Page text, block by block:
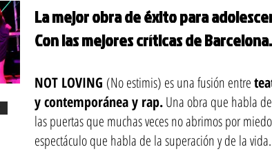
La mejor obra de éxito para
Con las mejores críticas de Barcelona.
NOT LOVING (No estimis) es una fusión entre
y contemporánea y rap.Una obra que habla
las puertas que muchas veces no abrimos por
espectáculo que habla de la superación y de la vida.